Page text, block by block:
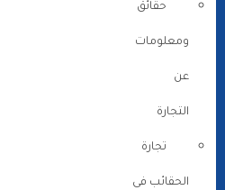
حقائق
ومعلومات
عن
التجارة
تجارة
الحقائب فى